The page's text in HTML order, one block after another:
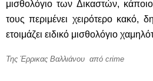
μισθολόγιο των Δικαστών,
τους περιμένει χειρότερο κακό,
ετοιμάζει ειδικό μισθολόγιο
Της Έρρικας Βαλλιάνου από crime